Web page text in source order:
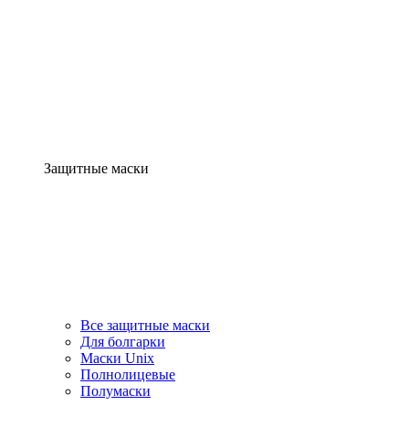
Защитные маски
Все защитные маски
Для болгарки
Маски Unix
Полнолицевые
Полумаски